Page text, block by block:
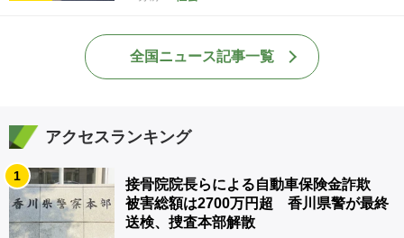
全国ニュース記事一覧
アクセスランキング
1
接骨院院長らによる自動車保険金詐欺
被害総額は2700万円超 香川県警が最終
送検、捜査本部解散